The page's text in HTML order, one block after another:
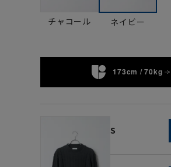
チャコール ネイビー
173cm / 70kg
S